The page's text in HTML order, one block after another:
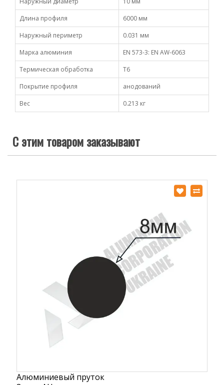
Длина профиля
6000 мм
Наружный периметр
0.031 мм
Марка алюминия
EN 573-3: EN AW-6063
Термическая обработка
Т6
Покрытие профиля
анодований
Вес
0.213 кг
С этим товаром заказывают
Алюминиевый пруток